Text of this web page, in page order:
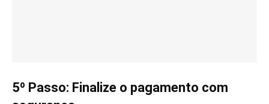
5º Passo: Finalize o pagamento com